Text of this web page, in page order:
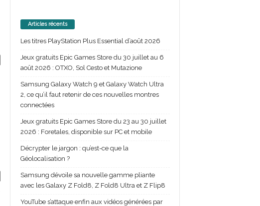
Articles récents
Les titres PlayStation Plus Essential d’août 2026
Jeux gratuits Epic Games Store du 30 juillet au 6
août 2026 : OTXO, Sol Cesto et Mutazione
Samsung Galaxy Watch 9 et Galaxy Watch Ultra
2, ce qu’il faut retenir de ces nouvelles montres
connectées
Jeux gratuits Epic Games Store du 23 au 30 juillet
2026 : Foretales, disponible sur PC et mobile
Décrypter le jargon : qu’est-ce que la
Géolocalisation ?
Samsung dévoile sa nouvelle gamme pliante
avec les Galaxy Z Fold8, Z Fold8 Ultra et Z Flip8
YouTube s’attaque enfin aux vidéos générées par